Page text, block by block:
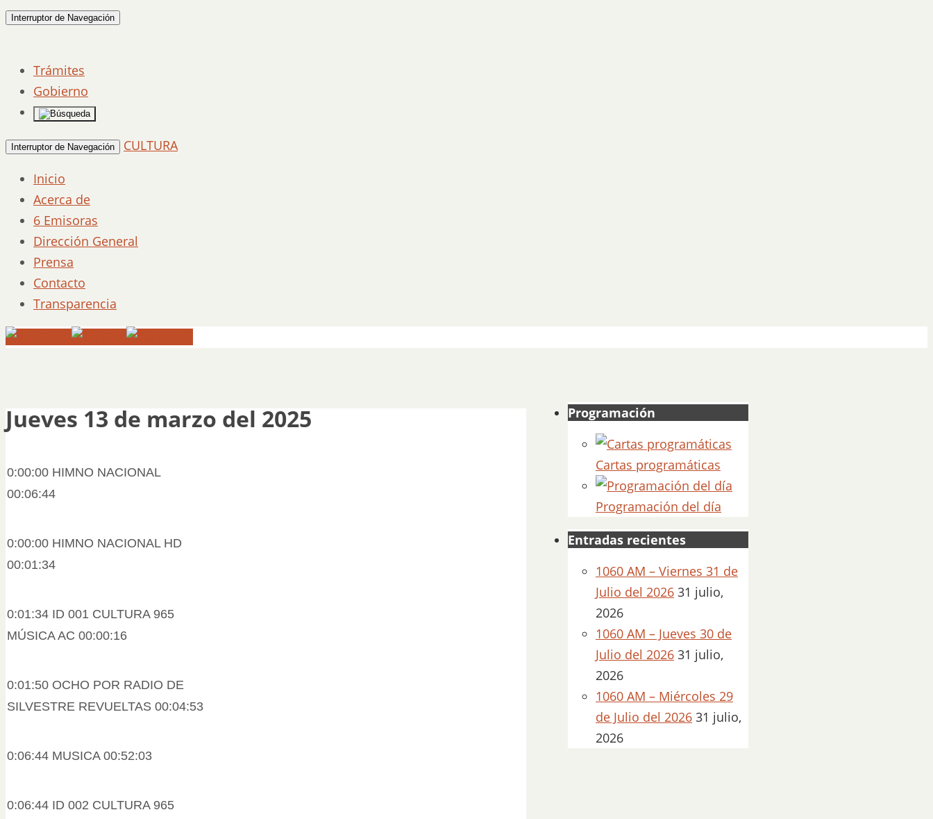
Interruptor de Navegación
Trámites
Gobierno
Interruptor de Navegación
CULTURA
Inicio
Acerca de
6 Emisoras
Dirección General
Prensa
Contacto
Transparencia
Jueves 13 de marzo del 2025
0:00:00 HIMNO NACIONAL
00:06:44
0:00:00 HIMNO NACIONAL HD
00:01:34
0:01:34 ID 001 CULTURA 965
MÚSICA AC 00:00:16
0:01:50 OCHO POR RADIO DE
SILVESTRE REVUELTAS 00:04:53
0:06:44 MUSICA 00:52:03
0:06:44 ID 002 CULTURA 965
Programación
Cartas programáticas
Programación del día
Entradas recientes
1060 AM – Viernes 31 de
Julio del 2026 31 julio,
2026
1060 AM – Jueves 30 de
Julio del 2026 31 julio,
2026
1060 AM – Miércoles 29
de Julio del 2026 31 julio,
2026